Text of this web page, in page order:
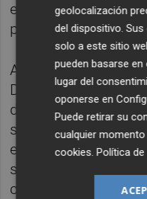
empatar (2-2) y
partidos
Actualmente van
Danesa: una liga de
descienden la mitad
ser un histórico de
están a10 puntos
seis posiciones de
competición que, a
geolocalización
del dispositivo.
solo a este sitio
pueden basarse
lugar del
oponerse en
Puede retirar su
cualquier
cookies.Política de